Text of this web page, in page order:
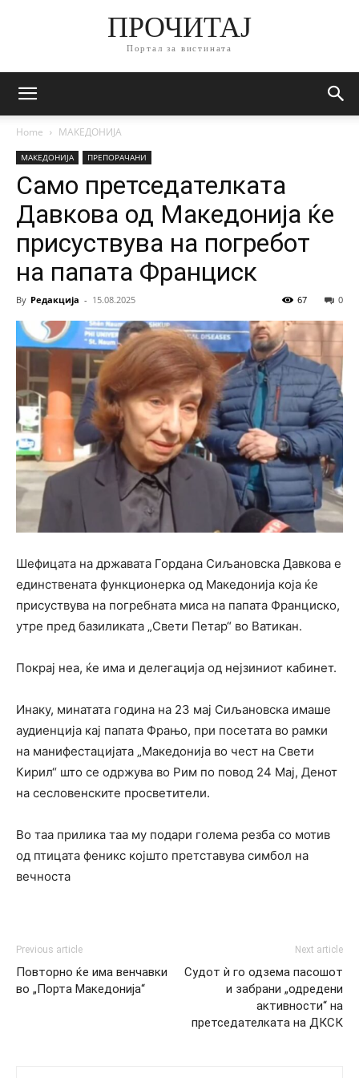
ПРОЧИТАЈ
Портал за вистината
Home МАКЕДОНИЈА
МАКЕДОНИЈА ПРЕПОРАЧАНИ
Само претседателката
Давкова од Македонија ќе
присуствува на погребот
на папата Франциск
By Редакција - 15.08.2025 0
67
Шефицата на државата Гордана Сиљановска Давкова е
единствената функционерка од Македонија која ќе
присуствува на погребната миса на папата Франциско,
утре пред базиликата „Свети Петар“ во Ватикан.
Покрај неа, ќе има и делегација од нејзиниот кабинет.
Инаку, минатата година на 23 мај Сиљановска имаше
аудиенција кај папата Фрањо, при посетата во рамки
на манифестацијата „Македонија во чест на Свети
Кирил“ што се одржува во Рим по повод 24 Мај, Денот
на сесловенските просветители.
Во таа прилика таа му подари голема резбa со мотив
од птицата феникс којшто претставува симбол на
вечноста
Previous article
Повторно ќе има венчавки
во „Порта Македонија“
Next article
Судот ѝ го одзема пасошот
и забрани „одредени
активности“ на
претседателката на ДКСК